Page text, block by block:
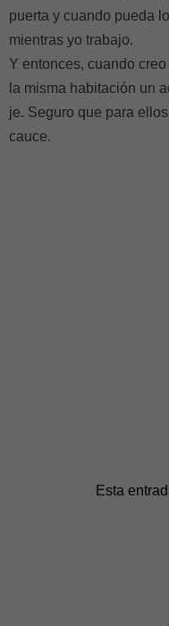
puerta y cuando pueda
mientras yo trabajo.
Y entonces, cuando
la misma habitación un
je. Seguro que para
cauce.
Esta